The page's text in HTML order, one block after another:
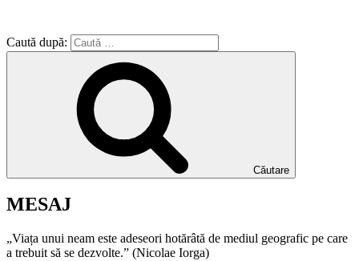
Caută după:
Căutare
MESAJ
„Viața unui neam este adeseori hotărâtă de mediul geografic pe care
a trebuit să se dezvolte.” (Nicolae Iorga)